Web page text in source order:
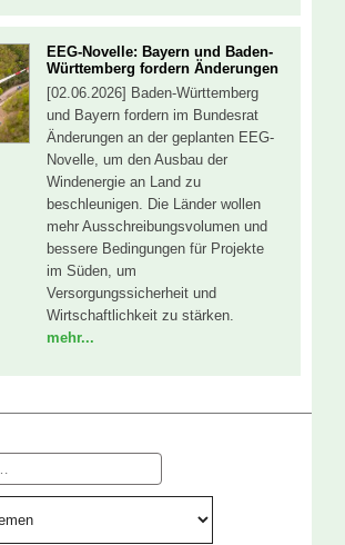
EEG-Novelle: Bayern und Baden-
Württemberg fordern Änderungen
[02.06.2026] Baden-Württemberg
und Bayern fordern im Bundesrat
Änderungen an der geplanten EEG-
Novelle, um den Ausbau der
Windenergie an Land zu
beschleunigen. Die Länder wollen
mehr Ausschreibungsvolumen und
bessere Bedingungen für Projekte
im Süden, um
Versorgungssicherheit und
Wirtschaftlichkeit zu stärken.
mehr...